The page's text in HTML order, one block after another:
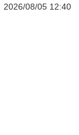
2026/08/05 12:40